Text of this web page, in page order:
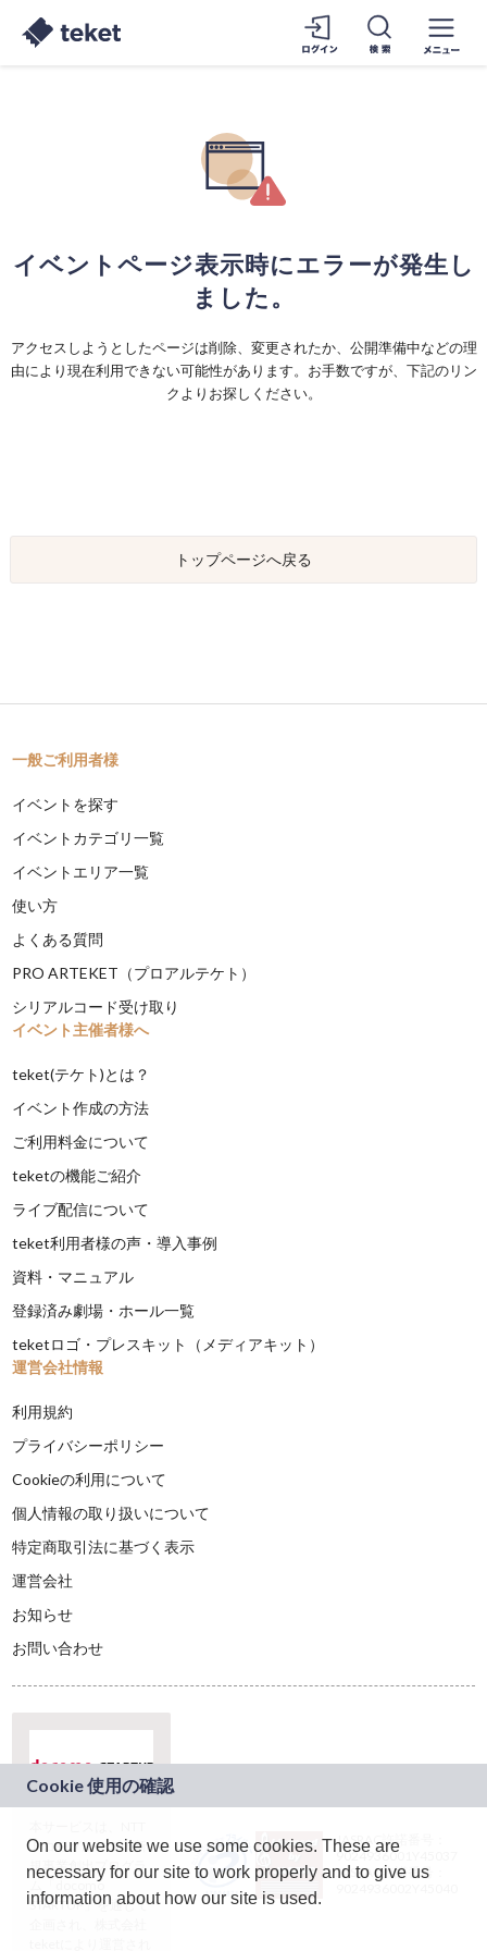
イベントページ表示時にエラーが発生し
ました。
アクセスしようとしたページは削除、変更されたか、公開準備中などの理
由により現在利用できない可能性があります。お手数ですが、下記のリン
クよりお探しください。
トップページへ戻る
一般ご利用者様
イベントを探す
イベントカテゴリ一覧
イベントエリア一覧
使い方
よくある質問
PRO ARTEKET（プロアルテケト）
シリアルコード受け取り
イベント主催者様へ
teket(テケト)とは？
イベント作成の方法
ご利用料金について
teketの機能ご紹介
ライブ配信について
teket利用者様の声・導入事例
資料・マニュアル
登録済み劇場・ホール一覧
teketロゴ・プレスキット（メディアキット）
運営会社情報
利用規約
プライバシーポリシー
Cookieの利用について
個人情報の取り扱いについて
特定商取引法に基づく表示
運営会社
お知らせ
お問い合わせ
ドコモグループの新
規事業創出プログラ
ム「docomo
STARTUP」を通じて
JASRAC許諾番号：
9024936001Y45037
JASRAC許諾番号：
On our website we use some cookies. These are
necessary for our site to work properly and to give us
information about how our site is used.